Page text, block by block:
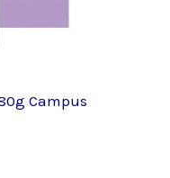
Campus